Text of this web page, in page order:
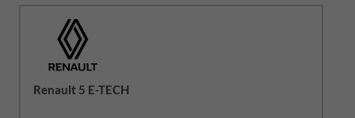
Renault 5 E-TECH